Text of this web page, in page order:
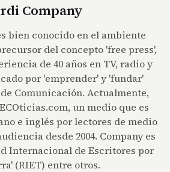
Company
bien conocido en el ambiente
del concepto 'free press',
de 40 años en TV, radio y
por 'emprender' y 'fundar'
Comunicación. Actualmente,
un medio que es
e inglés por lectores de medio
desde 2004. Company es
Internacional de Escritores por
(RIET) entre otros.